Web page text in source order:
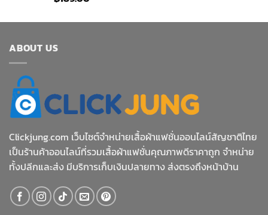
ABOUT US
Clickjung.com เว็บไซต์จำหน่ายเสื้อผ้าแฟชั่นออนไลน์สัญชาติไทย
เป็นร้านค้าออนไลน์ที่รวมเสื้อผ้าแฟชั่นคุณภาพดีราคาถูก จำหน่าย
ทั้งปลีกและส่ง มีบริการเก็บเงินปลายทาง ส่งตรงถึงหน้าบ้าน